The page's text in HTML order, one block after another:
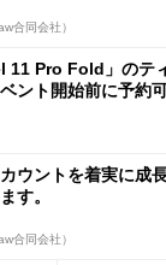
合同会社）
11 Pro Fold」のテ
ント開始前に予約
ウントを着実に成
す。
合同会社）